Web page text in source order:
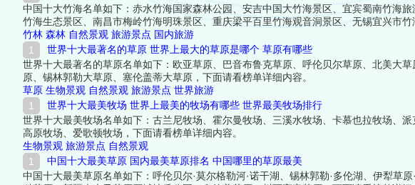
中国十大竹海名单如下：赤水竹海国家森林公园、安吉中国大竹海景区、宜宾蜀南竹海
竹海生态景区、南昌市梅岭竹海明珠景区、重庆梁平百里竹海观音洞景区、无锡宜兴市
竹林 森林 自然景观 旅游景点 国内旅游
世界十大最著名的草原 世界上最大的草原是哪个 草原有哪些
世界十大最著名的草原名单如下：欧亚草原、巴音布鲁克草原、呼伦贝尔草原、北美大
原、锡林郭勒大草原、塞伦盖蒂大草原，下面请看榜单详细内容。
草原 生物景观 自然景观 旅游景点 世界旅游
世界十大最美牧场 世界上最美的牧场有哪些 世界最美牧场排行
世界十大最美牧场名单如下：古兰尼牧场、霍尔曼牧场、三溪水牧场、卡慕也拉牧场、
高原牧场、爱歌顿牧场，下面请看榜单详细内容。
生物景观 旅游景点 自然景观
中国十大最美草原 国内最美草原排名 中国哪里的草原最美
中国十大最美草原名单如下：呼伦贝尔·莫尔格勒河·诺干湖、锡林郭勒·多伦湖、伊犁草